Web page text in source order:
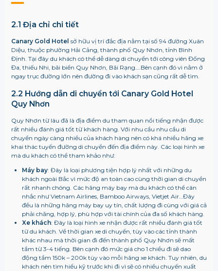
2.1 Địa chỉ chi tiết
Canary Gold Hotel sở hữu vị trí đắc địa nằm tại số 94 đường Xuân
Diệu, thuộc phường Hải Cảng, thành phố Quy Nhơn, tỉnh Bình
Định. Tại đây du khách có thể dễ dàng di chuyển tới công viên Đống
Đa, thiếu Nhi, bãi biển Quy Nhơn, Bãi Rạng….Bên cạnh đó vì nằm ở
ngay trục đường lớn nên đường đi vào khách sạn cũng rất dễ tìm.
2.2 Hướng dẫn di chuyển tới Canary Gold Hotel
Quy Nhơn
Quy Nhơn từ lâu đã là địa điểm du tham quan nổi tiếng nhận được
rất nhiều đánh giá tốt từ khách hàng. Với nhu cầu nhu cầu di
chuyển ngày càng nhiều của khách hàng nên có khá nhiều hãng xe
khai thác tuyến đường di chuyển đến địa điểm này. Các loại hình xe
mà du khách có thể tham khảo như:
Máy bay: Đây là loại phương tiện hợp lý nhất với những du
khách ngoài Bắc vì mức độ an toàn cao cùng thời gian di chuyển
rất nhanh chóng. Các hãng máy bay mà du khách có thể cân
nhắc như Vietnam Airlines, Bamboo Airways, Vietjet Air…Đây
đều là những hãng máy bay uy tín, chất lượng đi cùng với giá cả
phải chăng, hợp lý, phù hợp với tài chính của đa số khách hàng.
Xe khách: Đây là loại hình xe nhận được rất nhiều đánh giá tốt
từ du khách. Về thời gian xe di chuyển, tùy vào các tỉnh thành
khác nhau mà thời gian đi đến thành phố Quy Nhơn sẽ mất
tầm từ 3-4 tiếng. Bên cạnh đó mức giá cho 1 chiều đi sẽ dao
động tầm 150k – 200k tùy vào mỗi hãng xe khách. Tuy nhiên, du
khách nên tìm hiểu kỹ trước khi đi vì sẽ có nhiều chuyến xuất